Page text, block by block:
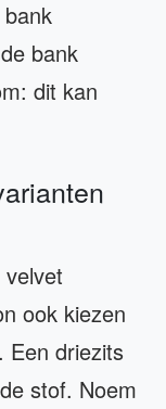
bank
dit kan
ook kiezen
Een driezits
stof. Noem